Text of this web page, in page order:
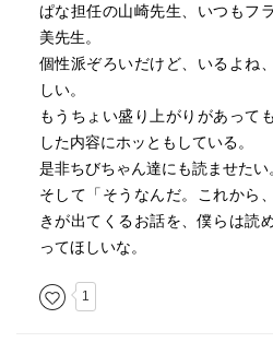
ぱな担任の山崎先生、いつもフ
美先生。
個性派ぞろいだけど、いるよね
しい。
もうちょい盛り上がりがあって
した内容にホッともしている。
是非ちびちゃん達にも読ませたい
そして「そうなんだ。これから
きが出てくるお話を、僕らは読
ってほしいな。
1